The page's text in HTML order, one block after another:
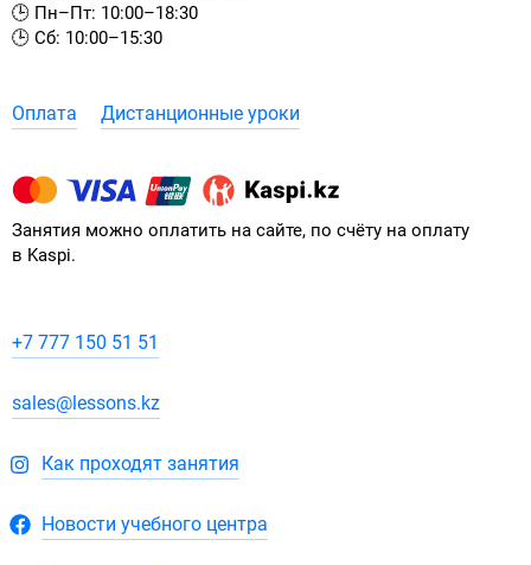
🕒 Пн–Пт: 10:00–18:30
🕒 Сб: 10:00–15:30
Оплата Дистанционные уроки
Занятия можно оплатить на сайте, по счёту на оплату
в Kaspi.
+7 777 150 51 51
sales@lessons.kz
Как проходят занятия
Новости учебного центра